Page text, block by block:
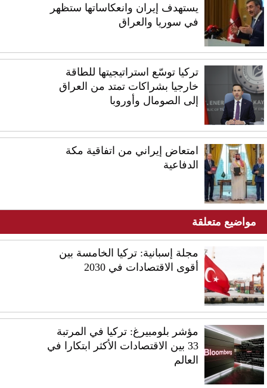
يستهدف إيران وانعكاساتها ستظهر
في سوريا والعراق
تركيا توسّع استراتيجيتها للطاقة
خارجيا بشراكات تمتد من العراق
إلى الصومال وأوروبا
امتعاض إيراني من اتفاقية مكة
الدفاعية
مواضيع متعلقة
مجلة إسبانية: تركيا الخامسة بين
أقوى الاقتصادات في 2030
مؤشر بلومبيرغ: تركيا في المرتبة
33 بين الاقتصادات الأكثر ابتكارا في
العالم